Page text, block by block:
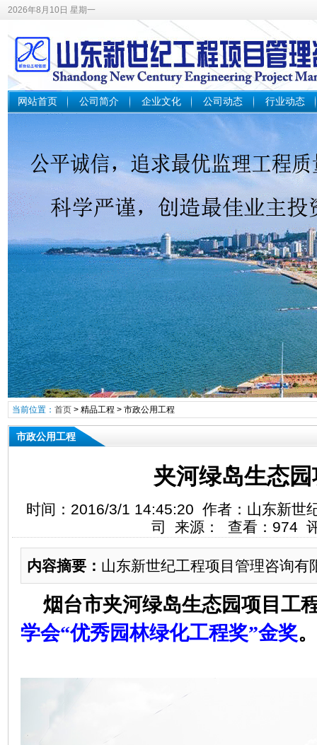
2026年8月10日 星期一
网站首页 公司简介 企业文化 公司动态 行业动态
当前位置： 首页> 精品工程 > 市政公用工程
市政公用工程
夹河绿岛生态
时间：2016/3/1 14:45:20 作者：山东新世
司 来源： 查看：974
内容摘要： 山东新世纪工程项目管理咨询有
烟台市夹河绿岛生态园项目工
学会“优秀园林绿化工程奖”金奖。